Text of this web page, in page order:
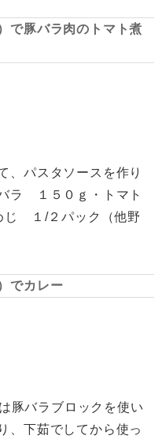
で豚バラ肉のトマト煮
、パスタソースを作り
ラ １５０ｇ・トマト
１/２パック（他野
でカレー
豚バラブロックを使い
、下茹でしてから使っ